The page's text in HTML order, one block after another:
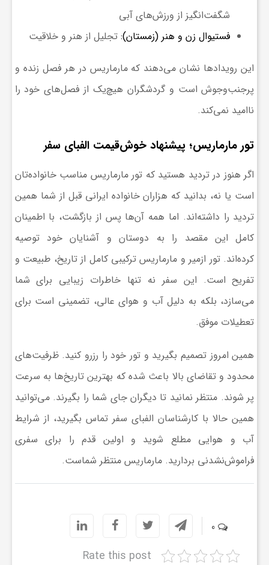
شگفت‌انگیز از ورزش‌های آبی
فستیوال زن و هنر (زمستان): تجلیل از هنر و خلاقیت
این رویدادها نشان می‌دهند که مارماریس در هر فصل زنده و
پرجنب‌وجوش است و گردشگران هیچ‌یک از فصل‌های خود را
ناامید نمی‌کند.
تور مارماریس؛ پیشنهاد خوش‌قیمت الفبای سفر
اگر هنوز در تردید هستید که تور مارماریس مناسب خانواده‌تان
است یا نه، بدانید که هزاران خانواده ایرانی قبل از شما همین
تردید را داشته‌اند. اما همه آن‌ها پس از بازگشت، با اطمینان
کامل این مقصد را به دوستان و آشنایان خود توصیه
کرده‌اند.تور ازمیرو مارماریس ترکیبی کامل از تاریخ، طبیعت و
تفریح است. این سفر نه تنها خاطرات زیبایی برای شما
می‌سازد، بلکه به دلیل آب و هوای عالی، تضمینی است برای
تعطیلات موفق.
همین امروز تصمیم بگیرید و تور خود را رزرو کنید. ظرفیت‌های
محدود و تقاضای بالا باعث شده که بهترین تاریخ‌ها به سرعت
پر شوند. منتظر نمانید تا دیگران جای شما را بگیرند. می‌توانید
همین حالا با کارشناسان الفبای سفر تماس بگیرید، از شرایط
آب و هوایی مطلع شوید و اولین قدم را برای سفری
فراموش‌نشدنی بردارید. مارماریس منتظر شماست.
Rate this post
0